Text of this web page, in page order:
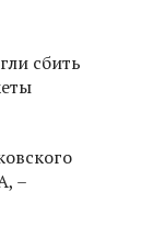
сбить
–